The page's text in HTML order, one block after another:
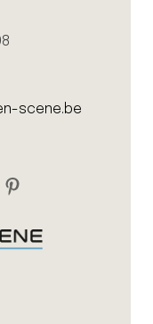
scene.be